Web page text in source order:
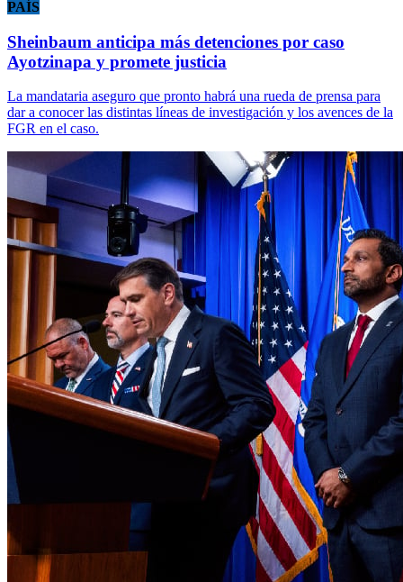
PAÍS
Sheinbaum anticipa más detenciones por caso
Ayotzinapa y promete justicia
La mandataria aseguro que pronto habrá una rueda de prensa para
dar a conocer las distintas líneas de investigación y los avences de la
FGR en el caso.